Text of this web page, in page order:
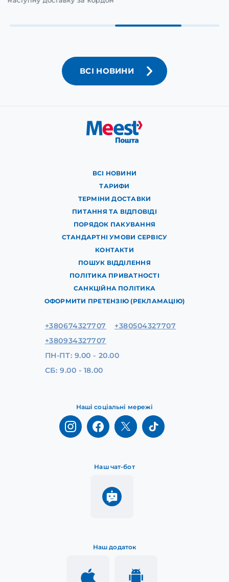
ВСІ НОВИНИ
ВСІ НОВИНИ
ТАРИФИ
ТЕРМІНИ ДОСТАВКИ
ПИТАННЯ ТА ВІДПОВІДІ
ПОРЯДОК ПАКУВАННЯ
СТАНДАРТНІ УМОВИ СЕРВІСУ
КОНТАКТИ
ПОШУК ВІДДІЛЕННЯ
ПОЛІТИКА ПРИВАТНОСТІ
САНКЦІЙНА ПОЛІТИКА
ОФОРМИТИ ПРЕТЕНЗІЮ (РЕКЛАМАЦІЮ)
Наш додаток
Наш чат-бот
Наші соціальні мережі
+380674327707
+380504327707
+380934327707
ПН-ПТ: 9.00 - 20.00
СБ: 9.00 - 18.00